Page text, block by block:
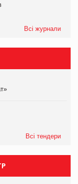
Всі журнали
Всі тендери